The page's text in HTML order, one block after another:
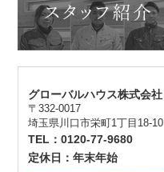
グローバルハウス株式会社
〒332-0017
埼玉県川口市栄町1丁目18-10
TEL：0120-77-9680
定休日：年末年始